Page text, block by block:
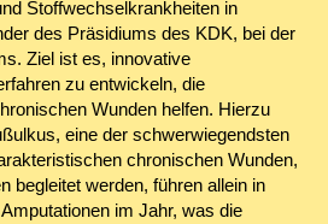
Stoffwechselkrankheiten in
des Präsidiums des KDK, bei der
Ziel ist es, innovative
zu entwickeln, die
Wunden helfen. Hierzu
eine der schwerwiegendsten
chronischen Wunden,
begleitet werden, führen allein in
im Jahr, was die